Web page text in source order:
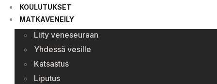
KOULUTUKSET
MATKAVENEILY
Liity veneseuraan
Yhdessä vesille
Katsastus
Liputus